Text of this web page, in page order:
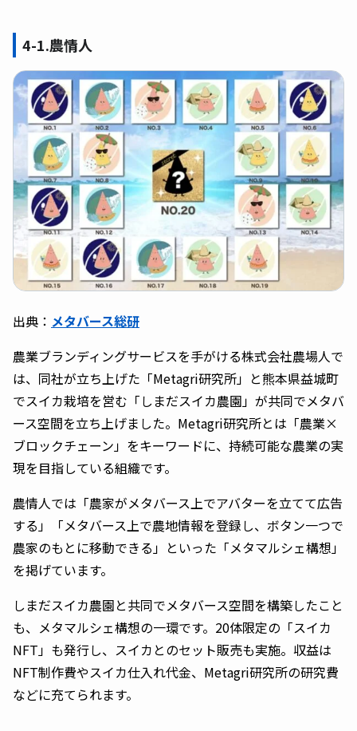
4-1.農情人
出典： メタバース総研
農業ブランディングサービスを手がける株式会社農場人で
は、同社が立ち上げた「Metagri研究所」と熊本県益城町
でスイカ栽培を営む「しまだスイカ農園」が共同でメタバ
ース空間を立ち上げました。Metagri研究所とは「農業×
ブロックチェーン」をキーワードに、持続可能な農業の実
現を目指している組織です。
農情人では「農家がメタバース上でアバターを立てて広告
する」「メタバース上で農地情報を登録し、ボタン一つで
農家のもとに移動できる」といった「メタマルシェ構想」
を掲げています。
しまだスイカ農園と共同でメタバース空間を構築したこと
も、メタマルシェ構想の一環です。20体限定の「スイカ
NFT」も発行し、スイカとのセット販売も実施。収益は
NFT制作費やスイカ仕入れ代金、Metagri研究所の研究費
などに充てられます。